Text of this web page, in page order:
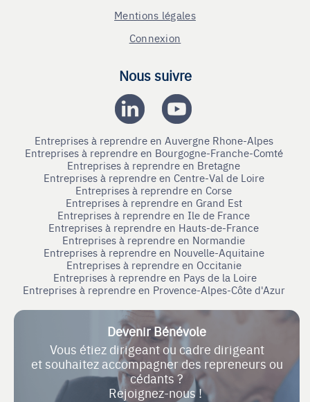
Mentions légales
Connexion
Nous suivre
Entreprises à reprendre en Auvergne Rhone-Alpes
Entreprises à reprendre en Bourgogne-Franche-Comté
Entreprises à reprendre en Bretagne
Entreprises à reprendre en Centre-Val de Loire
Entreprises à reprendre en Corse
Entreprises à reprendre en Grand Est
Entreprises à reprendre en Ile de France
Entreprises à reprendre en Hauts-de-France
Entreprises à reprendre en Normandie
Entreprises à reprendre en Nouvelle-Aquitaine
Entreprises à reprendre en Occitanie
Entreprises à reprendre en Pays de la Loire
Entreprises à reprendre en Provence-Alpes-Côte d'Azur
Devenir Bénévole
Vous étiez dirigeant ou cadre dirigeant
et souhaitez accompagner des repreneurs ou
cédants ?
Rejoignez-nous !